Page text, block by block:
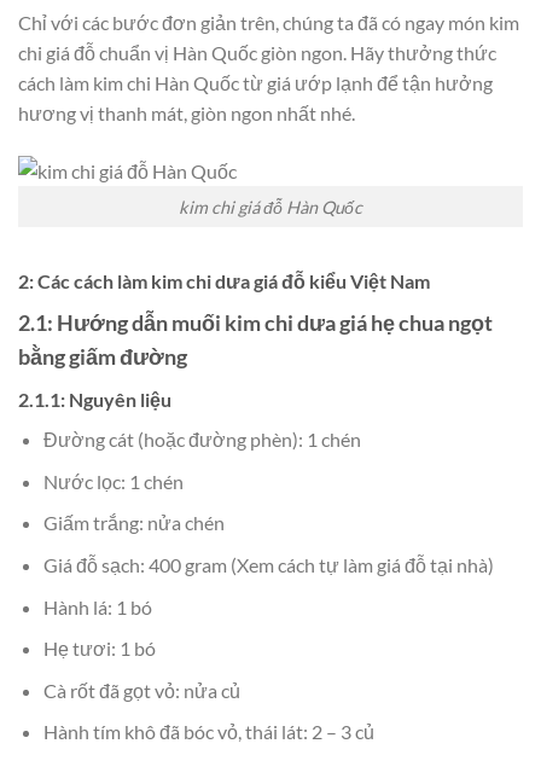
Chỉ với các bước đơn giản trên, chúng ta đã có ngay món kim
chi giá đỗ chuẩn vị Hàn Quốc giòn ngon. Hãy thưởng thức
cách làm kim chi Hàn Quốc từ giá ướp lạnh để tận hưởng
hương vị thanh mát, giòn ngon nhất nhé.
kim chi giá đỗ Hàn Quốc
2: Các cách làm kim chi dưa giá đỗ kiểu Việt Nam
2.1: Hướng dẫn muối kim chi dưa giá hẹ chua ngọt
bằng giấm đường
2.1.1: Nguyên liệu
Đường cát (hoặc đường phèn): 1 chén
Nước lọc: 1 chén
Giấm trắng: nửa chén
Giá đỗ sạch: 400 gram (Xem cách tự làm giá đỗ tại nhà)
Hành lá: 1 bó
Hẹ tươi: 1 bó
Cà rốt đã gọt vỏ: nửa củ
Hành tím khô đã bóc vỏ, thái lát: 2 – 3 củ